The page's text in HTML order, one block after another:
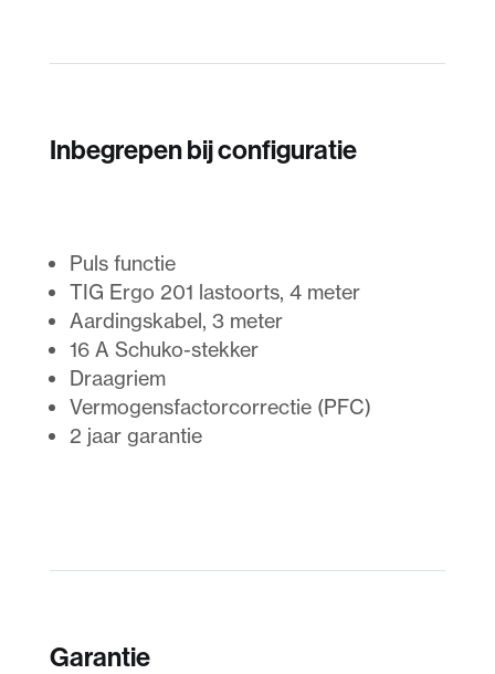
Inbegrepen bij configuratie
Puls functie
TIG Ergo 201 lastoorts, 4 meter
Aardingskabel, 3 meter
16 A Schuko-stekker
Draagriem
Vermogensfactorcorrectie (PFC)
2 jaar garantie
Garantie